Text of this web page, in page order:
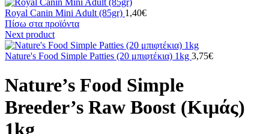
Royal Canin Mini Adult (85gr) 1,40€
Πίσω στα προϊόντα
Next product
Nature's Food Simple Patties (20 μπιφτέκια) 1kg 3,75€
Nature’s Food Simple
Breeder’s Raw Boost (Κιμάς)
1kg